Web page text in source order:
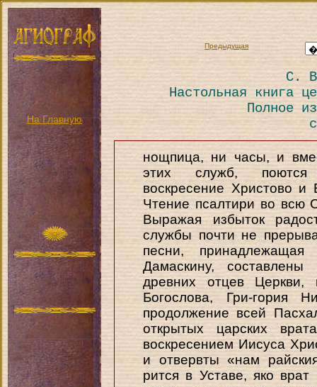
На Главную
Предыдущая
С.
Настольная книга
Полное
нощпица, ни часы, и
этих служб, поются
воскресение Христово
Чтение псалтири во всю
Выражая избыток
службы почти не
песни,
Дамаскину,
древних отцев Церкви,
Богослова, Гри-гория
продолжение всей
открытых царских
воскресением Иисуса
и отвервты «нам
рится в Уставе, яко